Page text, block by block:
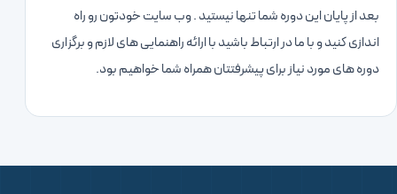
بعد از پایان این دوره شما تنها نیستید . وب سایت خودتون رو راه
اندازی کنید و با ما در ارتباط باشید با ارائه راهنمایی های لازم و برگزاری
دوره های مورد نیاز برای پیشرفتتان همراه شما خواهیم بود.